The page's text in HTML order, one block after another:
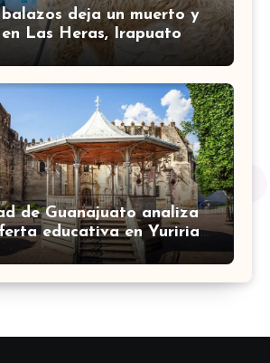
deja un muerto y
Las Heras, Irapuato
de Guanajuato analiza
educativa en Yuriria
demandas de la zona sur